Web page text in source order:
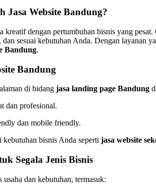
Jasa Website Bandung?
kreatif dengan pertumbuhan bisnis yang
dan sesuai kebutuhan Anda. Dengan layanan
Bandung.
Bandung
di bidang jasa landing page Bandung
dan profesional.
dan mobile friendly.
kebutuhan bisnis Anda seperti jasa website
Segala Jenis Bisnis
dan kebutuhan, termasuk: